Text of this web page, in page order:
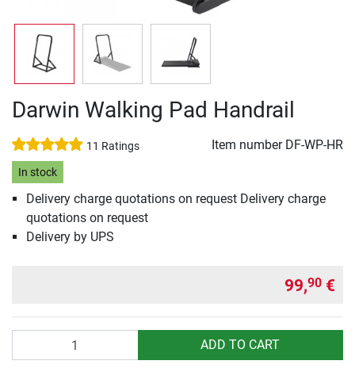
Darwin Walking Pad Handrail
11 Ratings Item number DF-WP-HR
In stock
Delivery charge quotations on request Delivery charge
quotations on request
Delivery by UPS
99,90 €
ADD TO CART